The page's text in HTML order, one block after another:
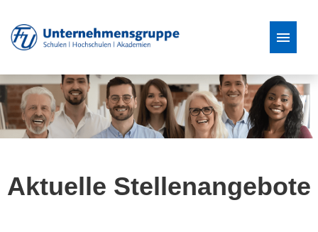
Stellenangebote
Aktuelle Stellenangebote